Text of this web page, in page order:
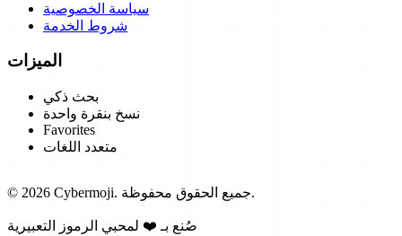
سياسة الخصوصية
شروط الخدمة
الميزات
بحث ذكي
نسخ بنقرة واحدة
Favorites
متعدد اللغات
© 2026 Cybermoji. جميع الحقوق محفوظة.
صُنع بـ ❤️ لمحبي الرموز التعبيرية